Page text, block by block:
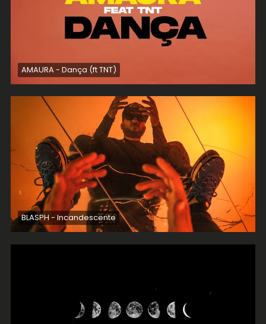
AMAURA - Dança (ft TNT)
BLASPH - Incandescente